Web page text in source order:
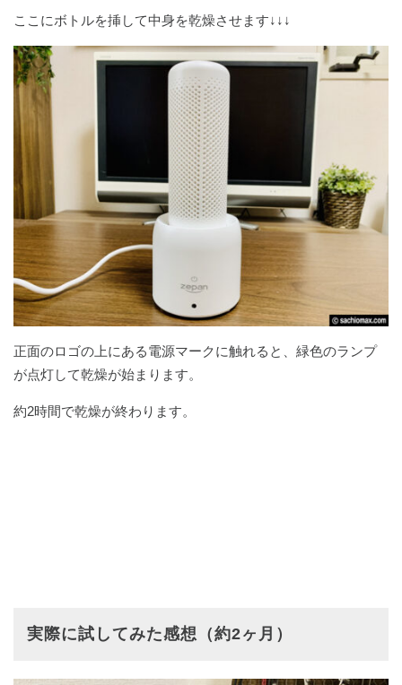
ここにボトルを挿して中身を乾燥させます↓↓↓
正面のロゴの上にある電源マークに触れると、緑色のランプ
が点灯して乾燥が始まります。
約2時間で乾燥が終わります。
実際に試してみた感想（約2ヶ月）